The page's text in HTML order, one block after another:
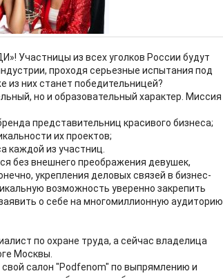
Участницы из всех уголков России будут
проходя серьезные испытания под
из них станет победительницей?
но и образовательный характер. Миссия
представительниц красивого бизнеса;
их проектов;
каждой из участниц.
без внешнего преображения девушек,
укрепления деловых связей в бизнес-
возможность уверенно закрепить
о себе на многомиллионную аудиторию
по охране труда, а сейчас владелица
Москвы.
салон "Podfenom" по выпрямлению и